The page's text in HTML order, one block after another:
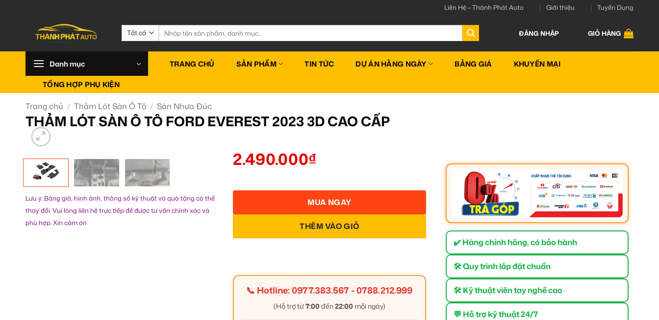
Liên Hệ – Thành Phát Auto Giới thiệu Tuyển Dụng
Tìm
kiếm:
ĐĂNG NHẬP GIỎ HÀNG
Danh mục TRANG CHỦ SẢN PHẨM TIN TỨC DỰ ÁN HẰNG NGÀY BẢNG GIÁ KHUYẾN MẠI
TỔNG HỢP PHỤ KIỆN
Trang chủ / Thảm Lót Sàn Ô Tô / Sàn Nhựa Đúc
THẢM LÓT SÀN Ô TÔ FORD EVEREST 2023 3D CAO CẤP
Lưu ý: Bảng giá, hình ảnh, thông số kỹ thuật và quà tặng có thể
thay đổi. Vui lòng liên hệ trực tiếp để được tư vấn chính xác và
phù hợp. Xin cảm ơn
2.490.000₫
THÊM VÀO GIỎ
MUA NGAY
📞 Hotline:0977.383.567-0788.212.999
(Hỗ trợ từ7:00 đến22:00 mỗi ngày)
✔️ Hàng chính hãng, có bảo hành
🛠 Quy trình lắp đặt chuẩn
🛠 Kỹ thuật viên tay nghề cao
💬 Hỗ trợ kỹ thuật 24/7